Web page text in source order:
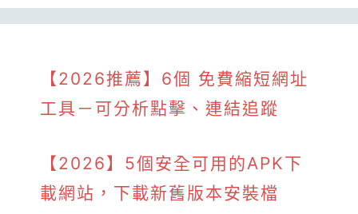
【2026推薦】6個 免費縮短網址
工具－可分析點擊、連結追蹤
【2026】5個安全可用的APK下
載網站，下載新舊版本安裝檔